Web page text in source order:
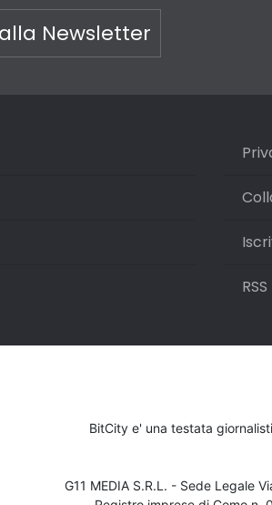
Newsletter
BitCity e' una testata
G11 MEDIA S.R.L. - Sede Legale